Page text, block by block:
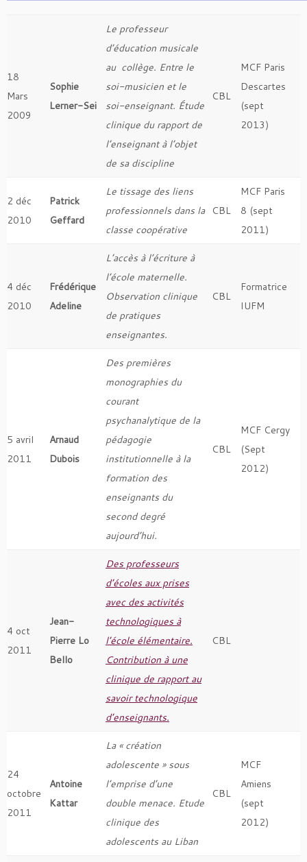
18
Mars
2009
Sophie
Lerner-Sei
Le professeur
d’éducation musicale
au collège. Entre le
soi-musicien et le
soi-enseignant. Étude
clinique du rapport de
l’enseignant à l’objet
de sa discipline
CBL
MCF Paris
Descartes
(sept
2013)
2 déc
2010
Patrick
Geffard
Le tissage des liens
professionnels dans la
classe coopérative
CBL
MCF Paris
8 (sept
2011)
4 déc
2010
Frédérique
Adeline
L’accès à l’écriture à
l’école maternelle.
Observation clinique
de pratiques
enseignantes.
CBL
Formatrice
IUFM
5 avril
2011
Arnaud
Dubois
Des premières
monographies du
courant
psychanalytique de la
pédagogie
institutionnelle à la
formation des
enseignants du
second degré
aujourd’hui.
CBL
MCF Cergy
(Sept
2012)
4 oct
2011
Jean-
Pierre Lo
Bello
Des professeurs
d’écoles aux prises
avec des activités
technologiques à
l’école élémentaire.
Contribution à une
clinique de rapport au
savoir technologique
d’enseignants.
CBL
24
octobre
2011
Antoine
Kattar
La « création
adolescente » sous
l’emprise d’une
double menace. Etude
clinique des
adolescents au Liban
CBL
MCF
Amiens
(sept
2012)